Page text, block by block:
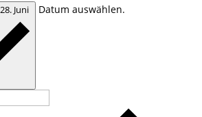
28. Juni Datum auswählen.